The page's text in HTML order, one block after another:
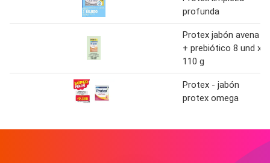
profunda
Protex jabón avena
+ prebiótico 8 und x
110 g
Protex - jabón
protex omega